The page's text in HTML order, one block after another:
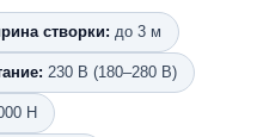
створки: до 3 м
230 В (180–280 В)
Н